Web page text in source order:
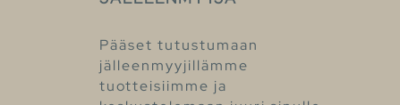
Pääset tutustumaan
jälleenmyyjillämme
tuotteisiimme ja